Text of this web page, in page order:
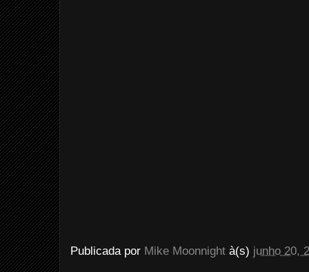
Publicada por Mike Moonnight à(s) junho 20,